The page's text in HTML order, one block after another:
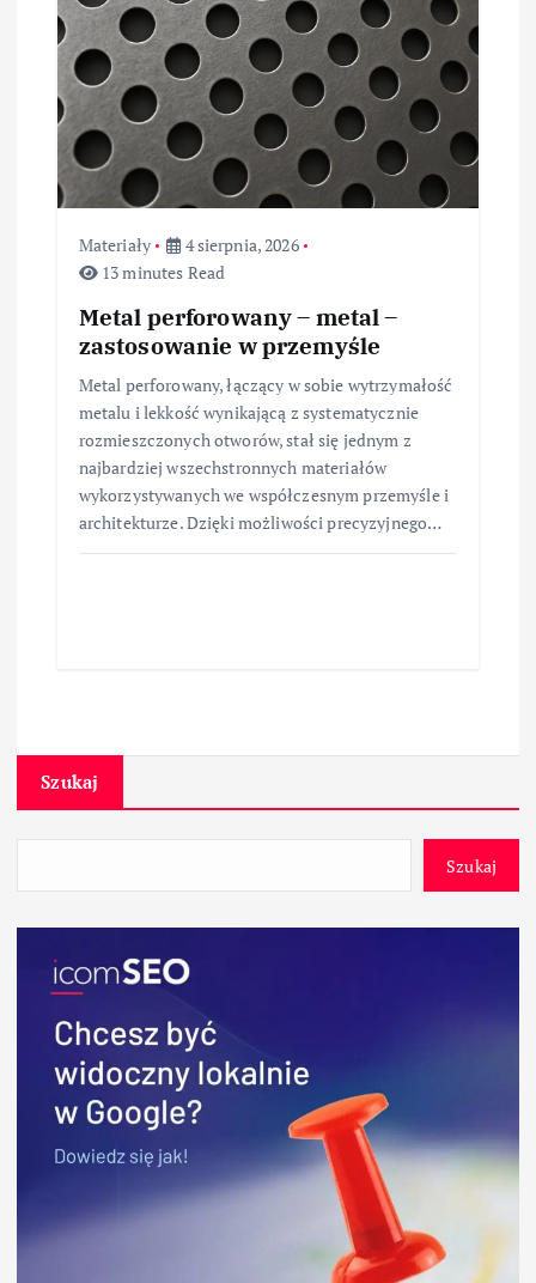
Materiały
4 sierpnia, 2026
13 minutes Read
Metal perforowany – metal –
zastosowanie w przemyśle
Metal perforowany, łączący w sobie wytrzymałość
metalu i lekkość wynikającą z systematycznie
rozmieszczonych otworów, stał się jednym z
najbardziej wszechstronnych materiałów
wykorzystywanych we współczesnym przemyśle i
architekturze. Dzięki możliwości precyzyjnego…
Szukaj
Szukaj